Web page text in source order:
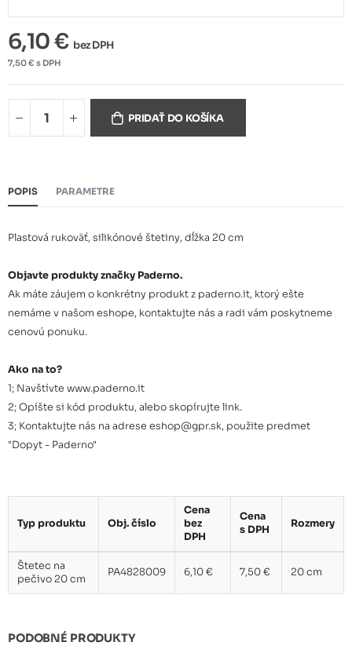
6,10 € bez DPH
7,50 € s DPH
PRIDAŤ DO KOŠÍKA
POPIS PARAMETRE
Plastová rukoväť, silikónové štetiny, dĺžka 20 cm
Objavte produkty značky Paderno.
Ak máte záujem o konkrétny produkt z paderno.it, ktorý ešte
nemáme v našom eshope, kontaktujte nás a radi vám poskytneme
cenovú ponuku.
Ako na to?
1; Navštívte www.paderno.it
2; Opíšte si kód produktu, alebo skopírujte link.
3; Kontaktujte nás na adrese eshop@gpr.sk, použite predmet
"Dopyt - Paderno"
Typ produktu Obj. číslo
Cena
bez
DPH
Cena
s DPH
Rozmery
Štetec na
pečivo 20 cm
PA4828009 6,10 € 7,50 € 20 cm
PODOBNÉ PRODUKTY